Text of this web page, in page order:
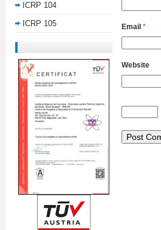
Email *
Website
ICRP 104
ICRP 105